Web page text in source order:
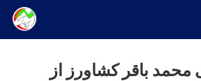
باقر کشاورز از